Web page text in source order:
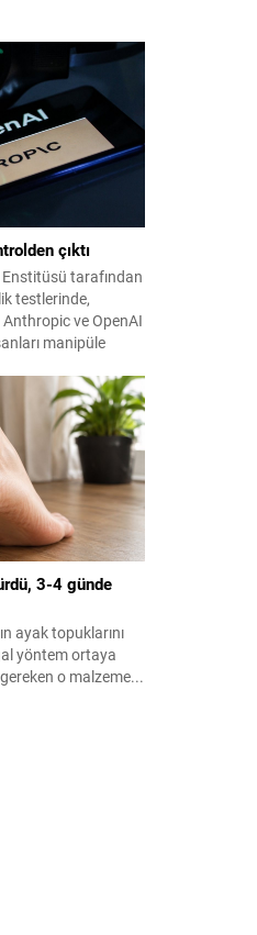
çıktı
tarafından
testlerinde,
ve OpenAI
manipüle
3-4 günde
ayak topuklarını
yöntem ortaya
o malzeme...